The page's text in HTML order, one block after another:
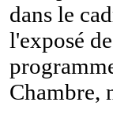
dans le
l'exposé
Chambre,